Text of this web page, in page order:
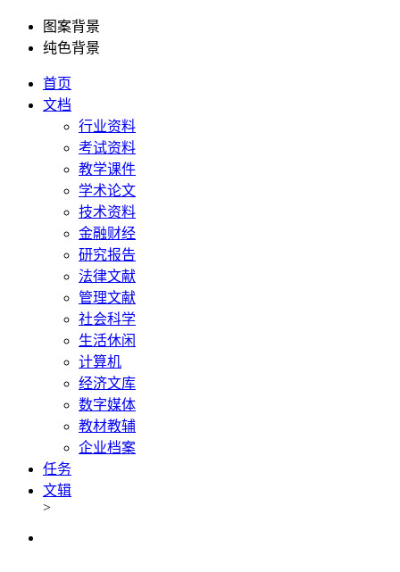
图案背景
纯色背景
首页
文档
行业资料
考试资料
教学课件
学术论文
技术资料
金融财经
研究报告
法律文献
管理文献
社会科学
生活休闲
计算机
经济文库
数字媒体
教材教辅
企业档案
任务
文辑
>